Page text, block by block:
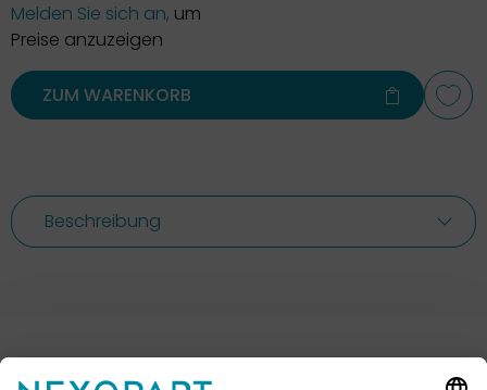
Melden Sie sich an, um
Preise anzuzeigen
ZUM WARENKORB
Beschreibung